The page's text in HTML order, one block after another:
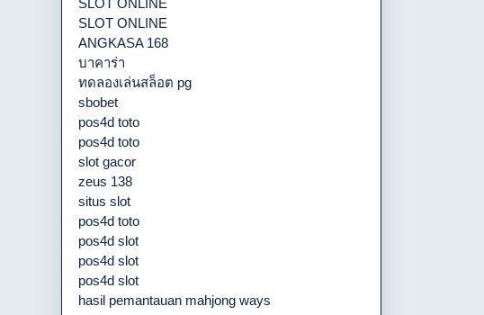
SLOT ONLINE
SLOT ONLINE
ANGKASA 168
บาคาร่า
ทดลองเล่นสล็อต pg
sbobet
pos4d toto
pos4d toto
slot gacor
zeus 138
situs slot
pos4d toto
pos4d slot
pos4d slot
pos4d slot
hasil pemantauan mahjong ways